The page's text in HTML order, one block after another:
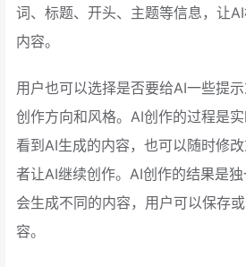
词、标题、开头、主题等信息，让
内容。
用户也可以选择是否要给AI一些提
创作方向和风格。AI创作的过程是
看到AI生成的内容，也可以随时修
者让AI继续创作。AI创作的结果是
会生成不同的内容，用户可以保存
容。